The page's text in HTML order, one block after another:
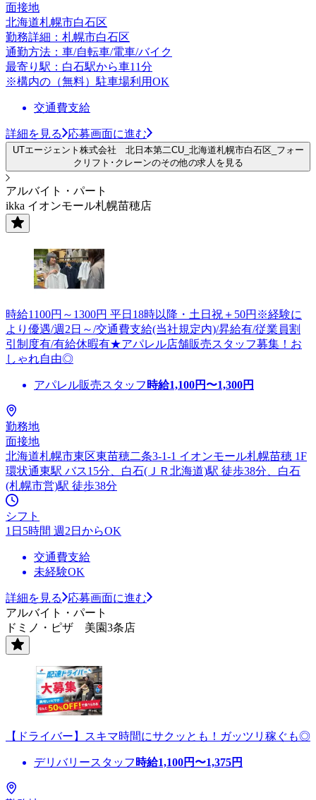
面接地
北海道札幌市白石区
勤務詳細：札幌市白石区
通勤方法：車/自転車/電車/バイク
最寄り駅：白石駅から車11分
※構内の（無料）駐車場利用OK
交通費支給
詳細を見る 応募画面に進む
UTエージェント株式会社 北日本第二CU_北海道札幌市白石区_フォー
クリフト･クレーンのその他の求人を見る
アルバイト・パート
ikka イオンモール札幌苗穂店
時給1100円～1300円 平日18時以降・土日祝＋50円※経験に
より優遇/週2日～/交通費支給(当社規定内)/昇給有/従業員割
引制度有/有給休暇有★アパレル店舗販売スタッフ募集！お
しゃれ自由◎
アパレル販売スタッフ 時給1,100円〜1,300円
勤務地
面接地
北海道札幌市東区東苗穂二条3-1-1 イオンモール札幌苗穂 1F
環状通東駅 バス15分、白石(ＪＲ北海道)駅 徒歩38分、白石
(札幌市営)駅 徒歩38分
シフト
1日5時間 週2日からOK
交通費支給
未経験OK
詳細を見る
応募画面に進む
アルバイト・パート
ドミノ・ピザ 美園3条店
【ドライバー】スキマ時間にサクッとも！ガッツリ稼ぐも◎
デリバリースタッフ 時給1,100円〜1,375円